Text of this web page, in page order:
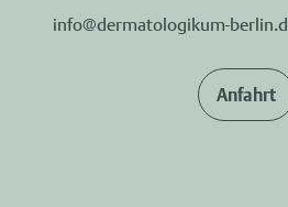
info@dermatologikum-
Anfahrt